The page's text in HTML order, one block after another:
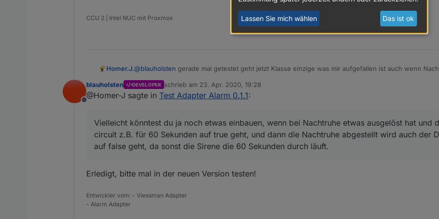
CCU 2 | Intel NUC mit Proxmox
Homer.J.@blauholsten gerade mal getestet geht jetzt Klasse einzige was mir aufgefallen ist auch wenn
Sonst ist richtig cool wenn du jetzt noch den Alexa2 Adapter eingebunden bekommst und man dann
Sprachausgabe bei Veränderung ausgeben kann ist Perfekt.
z.B. für 60 Sekunden auf true geht, und dann die Nachtruhe abgestellt wird auch der Datenpunkt
sonst die Sirene die 60 Sekunden durch läuft.
Offline
blauholsten DEVELOPER schrieb am 23. Apr. 2020, 19:28
zuletzt editiert von
@Homer-J sagte in Test Adapter Alarm 0.1.1:
Vielleicht könntest du ja noch etwas einbauen, wenn bei Nachtruhe etwas ausgelöst hat und
circuit z.B. für 60 Sekunden auf true geht, und dann die Nachtruhe abgestellt wird auch der
auf false geht, da sonst die Sirene die 60 Sekunden durch läuft.
Erledigt, bitte mal in der neuen Version testen!
Entwickler vom: - Viessman Adapter
- Alarm Adapter
Lassen Sie mich wählen Das ist ok